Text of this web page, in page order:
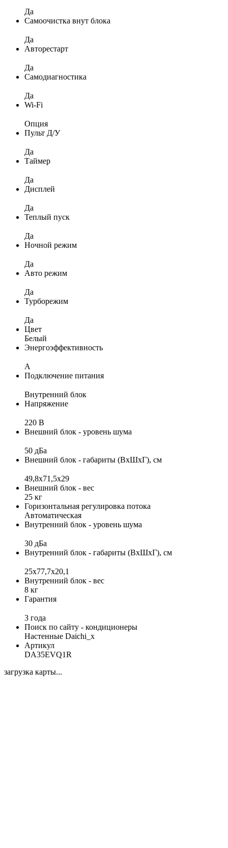
Да
Самоочистка внут блока
Да
Авторестарт
Да
Самодиагностика
Да
Wi-Fi
Опция
Пульт Д/У
Да
Таймер
Да
Дисплей
Да
Теплый пуск
Да
Ночной режим
Да
Авто режим
Да
Турборежим
Да
Цвет
Белый
Энергоэффективность
A
Подключение питания
Внутренний блок
Напряжение
220 В
Внешний блок - уровень шума
50 дБа
Внешний блок - габариты (ВхШхГ), см
49,8х71,5х29
Внешний блок - вес
25 кг
Горизонтальная регулировка потока
Автоматическая
Внутренний блок - уровень шума
30 дБа
Внутренний блок - габариты (ВхШхГ), см
25x77,7x20,1
Внутренний блок - вес
8 кг
Гарантия
3 года
Поиск по сайту - кондиционеры
Настенные Daichi_x
Артикул
DA35EVQ1R
загрузка карты...